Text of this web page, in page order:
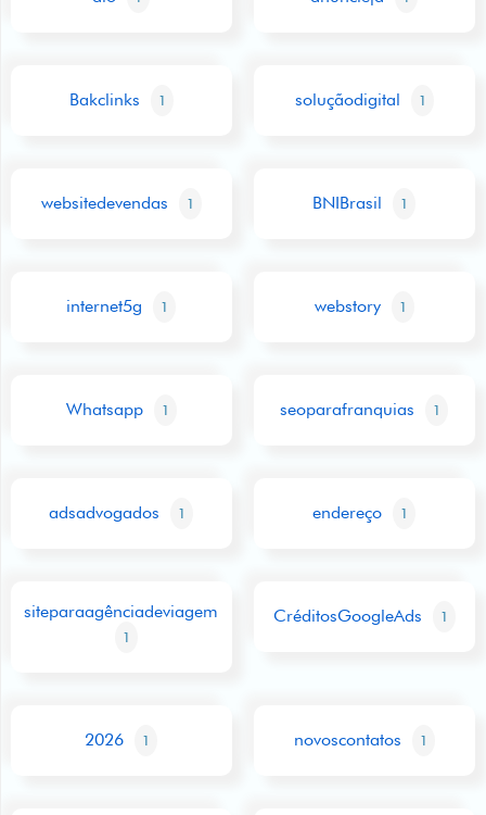
Bakclinks 1 soluçãodigital 1
websitedevendas 1 BNIBrasil 1
internet5g 1 webstory 1
Whatsapp 1 seoparafranquias 1
adsadvogados 1 endereço 1
siteparaagênciadeviagem
1
CréditosGoogleAds 1
2026 1 novoscontatos 1